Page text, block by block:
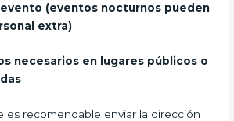
(eventos nocturnos pueden
extra)
necesarios en lugares públicos o
es recomendable enviar la dirección